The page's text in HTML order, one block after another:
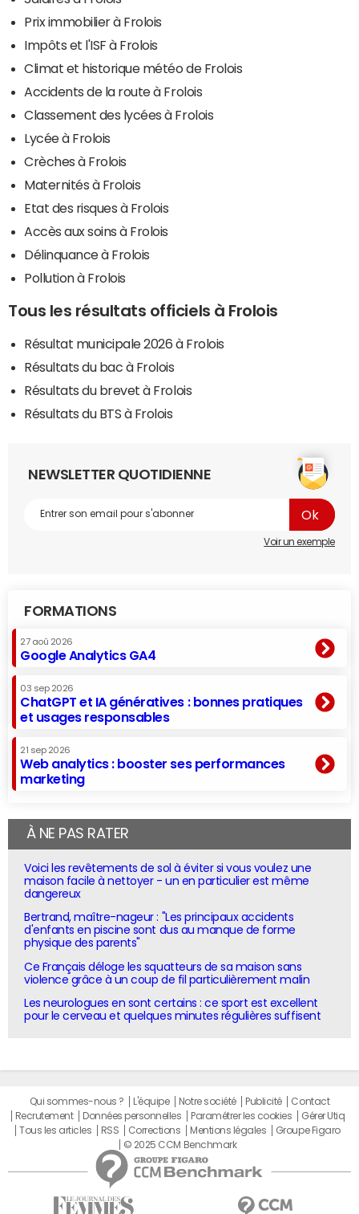
Prix immobilier à Frolois
Impôts et l'ISF à Frolois
Climat et historique météo de Frolois
Accidents de la route à Frolois
Classement des lycées à Frolois
Lycée à Frolois
Crèches à Frolois
Maternités à Frolois
Etat des risques à Frolois
Accès aux soins à Frolois
Délinquance à Frolois
Pollution à Frolois
Tous les résultats officiels à Frolois
Résultat municipale 2026 à Frolois
Résultats du bac à Frolois
Résultats du brevet à Frolois
Résultats du BTS à Frolois
NEWSLETTER QUOTIDIENNE
Voir un exemple
FORMATIONS
27 aoû 2026
Google Analytics GA4
03 sep 2026
ChatGPT et IA génératives : bonnes pratiques
et usages responsables
21 sep 2026
Web analytics : booster ses performances
marketing
À NE PAS RATER
Voici les revêtements de sol à éviter si vous voulez une
maison facile à nettoyer - un en particulier est même
dangereux
Bertrand, maître-nageur : "Les principaux accidents
d'enfants en piscine sont dus au manque de forme
physique des parents"
Ce Français déloge les squatteurs de sa maison sans
violence grâce à un coup de fil particulièrement malin
Les neurologues en sont certains : ce sport est excellent
pour le cerveau et quelques minutes régulières suffisent
Qui sommes-nous ? L'équipe Notre société Publicité
Contact
Recrutement
Données personnelles Paramétrer les cookies
Gérer Utiq
Tous les articles
RSS Corrections Mentions légales
Groupe Figaro
© 2025 CCM Benchmark